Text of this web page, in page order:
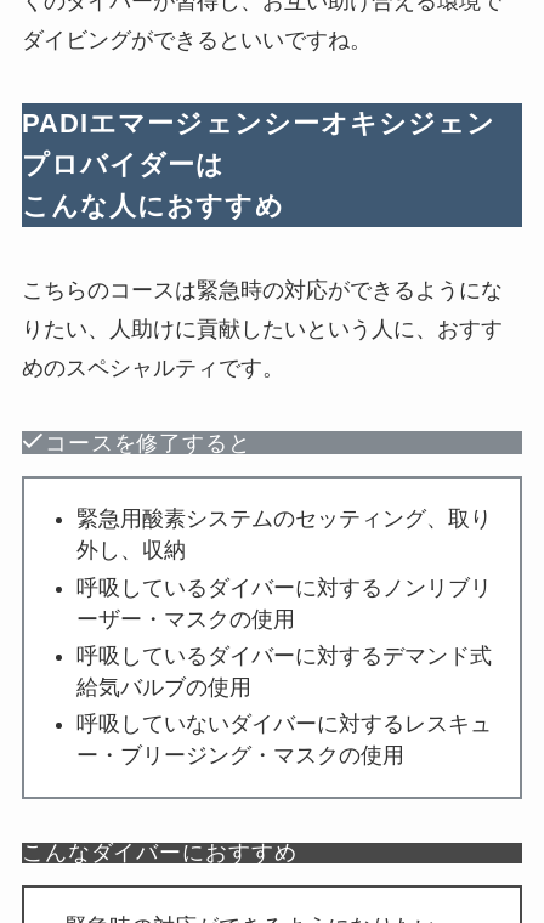
ダイビングができるといいですね。
PADIエマージェンシーオキシジェン
プロバイダーは
こんな人におすすめ
こちらのコースは緊急時の対応ができるようにな
りたい、人助けに貢献したいという人に、おすす
めのスペシャルティです。
コースを修了すると
緊急用酸素システムのセッティング、取り
外し、収納
呼吸しているダイバーに対するノンリブリ
ーザー・マスクの使用
呼吸しているダイバーに対するデマンド式
給気バルブの使用
呼吸していないダイバーに対するレスキュ
ー・ブリージング・マスクの使用
こんなダイバーにおすすめ